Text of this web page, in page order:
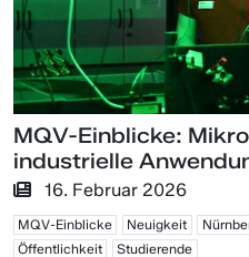
MQV-Einblicke:
industrielle
16. Februar 2026
MQV-Einblicke Neuigkeit
Öffentlichkeit
Studierende